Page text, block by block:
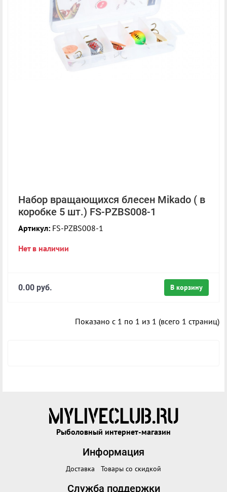
Набор вращающихся блесен Mikado ( в
коробке 5 шт.) FS-PZBS008-1
Артикул: FS-PZBS008-1
Нет в наличии
В корзину
0.00 руб.
Показано с 1 по 1 из 1 (всего 1 страниц)
Рыболовный интернет-магазин
Информация
Доставка Товары со скидкой
Служба поддержки